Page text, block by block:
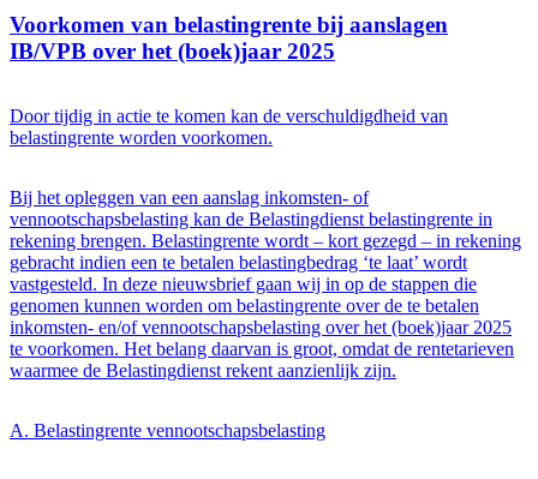
Voorkomen van belastingrente bij aanslagen
IB/VPB over het (boek)jaar 2025
Door tijdig in actie te komen kan de verschuldigdheid van
belastingrente worden voorkomen.
Bij het opleggen van een aanslag inkomsten- of
vennootschapsbelasting kan de Belastingdienst belastingrente in
rekening brengen. Belastingrente wordt – kort gezegd – in rekening
gebracht indien een te betalen belastingbedrag ‘te laat’ wordt
vastgesteld. In deze nieuwsbrief gaan wij in op de stappen die
genomen kunnen worden om belastingrente over de te betalen
inkomsten- en/of vennootschapsbelasting over het (boek)jaar 2025
te voorkomen. Het belang daarvan is groot, omdat de rentetarieven
waarmee de Belastingdienst rekent aanzienlijk zijn.
A. Belastingrente vennootschapsbelasting